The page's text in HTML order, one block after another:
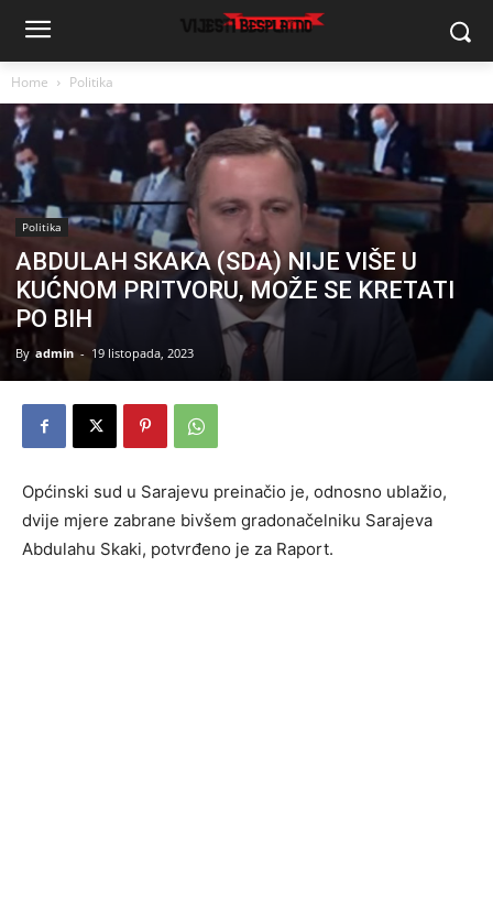
Home Politika
Politika
ABDULAH SKAKA (SDA) NIJE VIŠE U
KUĆNOM PRITVORU, MOŽE SE KRETATI
PO BIH
By admin - 19 listopada, 2023
Općinski sud u Sarajevu preinačio je, odnosno ublažio,
dvije mjere zabrane bivšem gradonačelniku Sarajeva
Abdulahu Skaki, potvrđeno je za Raport.